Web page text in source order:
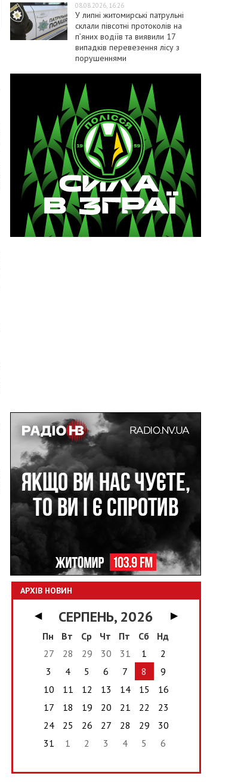
08.08.2026, 16:26
У липні житомирські патрульні
склали півсотні протоколів на
пʼяних водіїв та виявили 17
випадків перевезення лісу з
порушеннями
АРХІВ НОВИН
◀ СЕРПЕНЬ, 2026
▶
Пн
Вт Ср Чт Пт Сб
Нд
27
28 29 30 31 1
2
3
4 5 6 7 8
9
10
11 12 13 14 15
16
17
18 19 20 21 22
23
24
25 26 27 28 29
30
31
1 2 3 4 5 6